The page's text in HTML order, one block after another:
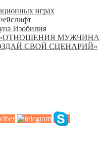
играх
Изобилия
МУЖЧИНА
СВОЙ СЦЕНАРИЙ»